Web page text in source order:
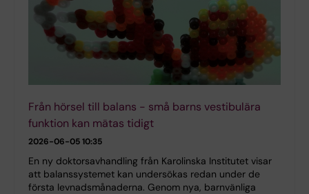
Från hörsel till balans - små barns vestibulära
funktion kan mätas tidigt
2026-06-05 10:35
En ny doktorsavhandling från Karolinska Institutet visar
att balanssystemet kan undersökas redan under de
första levnadsmånaderna. Genom nya, barnvänliga